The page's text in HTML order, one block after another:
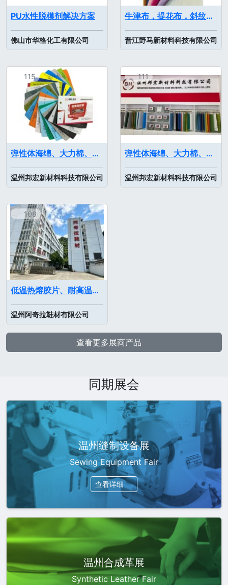
PU水性脱模剂解决方案
佛山市华格化工有限公司
牛津布，提花布，斜纹布，方格布，菱形格，足球格，尼龙布，风衣布，珍珠布，古治尼龙，210D，300D，420D，600D，900D，1200D，1680D，防耐割布等
晋江野马新材料科技有限公司
115
弹性体海绵、大力棉、慢回弹海绵/记忆棉、PU高弹棉、欧索莱、特种海绵等各类海绵制品及海绵制品配套
温州邦宏新材料科技有限公司
111
弹性体海绵、大力棉、慢回弹海绵/记忆棉、PU高弹棉、欧索莱、特种海绵等各类海绵制品及海绵制品配套
温州邦宏新材料科技有限公司
108
低温热熔胶片、耐高温定型布
温州阿奇拉鞋材有限公司
查看更多展商产品
同期展会
温州缝制设备展
Sewing Equipment Fair
查看详细
温州合成革展
Synthetic Leather Fair